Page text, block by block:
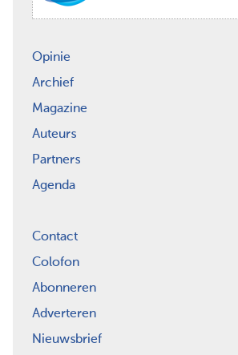
Opinie
Archief
Magazine
Auteurs
Partners
Agenda
Contact
Colofon
Abonneren
Adverteren
Nieuwsbrief